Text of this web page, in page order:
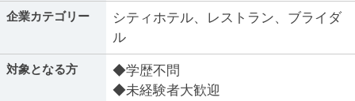
企業カテゴリー
シティホテル、レストラン、ブライダ
ル
対象となる方
◆学歴不問
◆未経験者大歓迎